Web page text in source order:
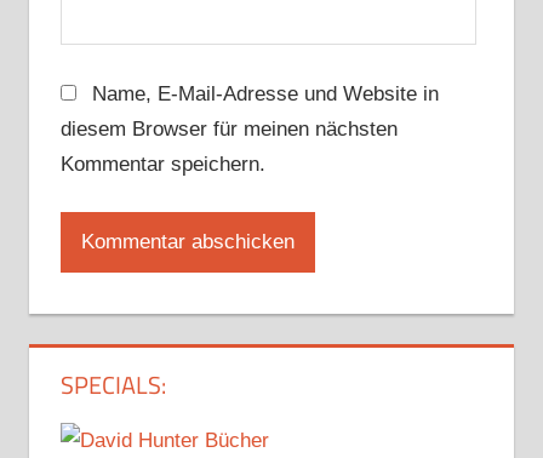
Name, E-Mail-Adresse und Website in
diesem Browser für meinen nächsten
Kommentar speichern.
SPECIALS: